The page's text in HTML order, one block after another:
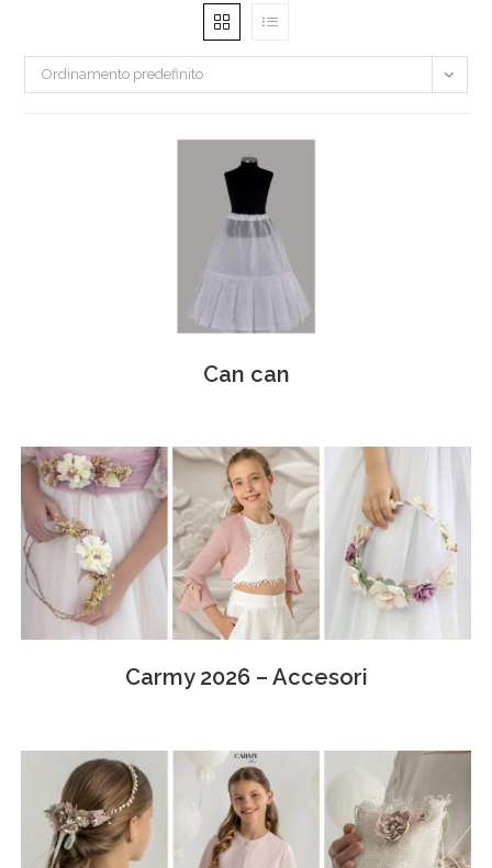
Ordinamento predefinito
Can can
Carmy 2026 – Accesori